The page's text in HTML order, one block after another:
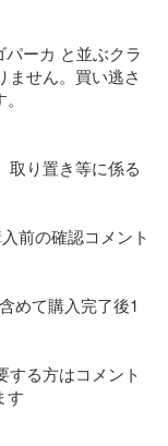
ーカ と並ぶクラ
ません。買い逃さ
取り置き等に係る
前の確認コメント
めて購入完了後1
る方はコメント
す